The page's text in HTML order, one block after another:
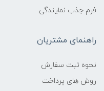
فرم جذب نمایندگی
راهنمای مشتریان
نحوه ثبت سفارش
روش های پرداخت